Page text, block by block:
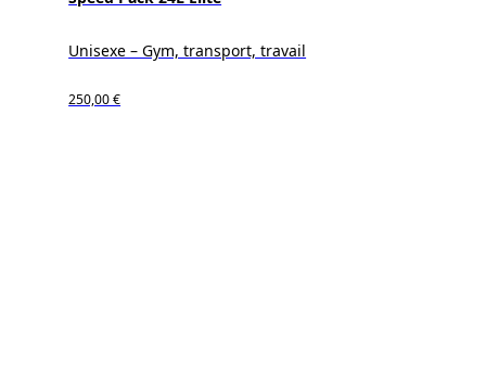
Unisexe – Gym, transport, travail
250,00 €